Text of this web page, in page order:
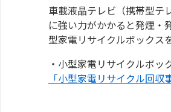
車載液晶テレビ（携帯型テ
に強い力がかかると発煙・
型家電リサイクルボックス
・小型家電リサイクルボッ
「小型家電リサイクル回収